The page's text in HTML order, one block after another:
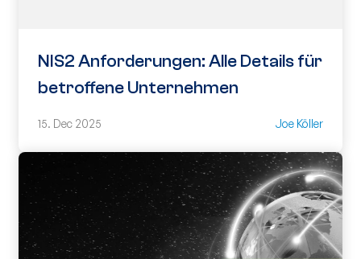
NIS2 Anforderungen: Alle Details für
betroffene Unternehmen
15. Dec 2025 Joe Köller